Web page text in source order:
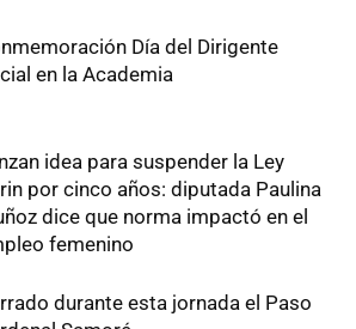
Día del Dirigente
en la Academia
idea para suspender la Ley
por cinco años: diputada Paulina
dice que norma impactó en el
femenino
durante esta jornada el Paso